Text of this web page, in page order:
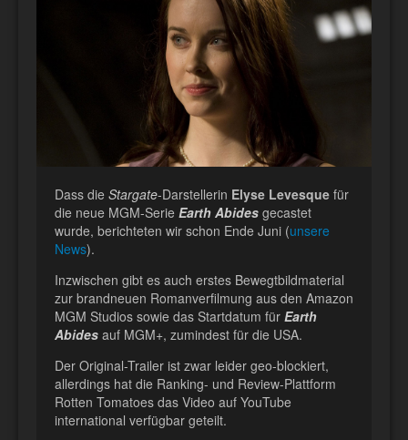
Dass die Stargate-Darstellerin Elyse Levesque für
die neue MGM-Serie Earth Abides gecastet
wurde, berichteten wir schon Ende Juni (unsere
News).
Inzwischen gibt es auch erstes Bewegtbildmaterial
zur brandneuen Romanverfilmung aus den Amazon
MGM Studios sowie das Startdatum für Earth
Abides auf MGM+, zumindest für die USA.
Der Original-Trailer ist zwar leider geo-blockiert,
allerdings hat die Ranking- und Review-Plattform
Rotten Tomatoes das Video auf YouTube
international verfügbar geteilt.